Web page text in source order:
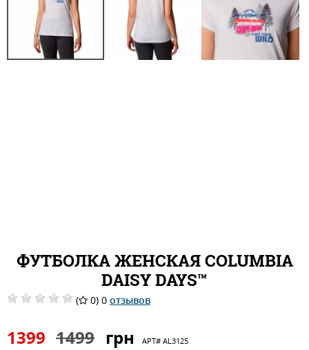
ФУТБОЛКА ЖЕНСКАЯ COLUMBIA
DAISY DAYS™
( 0) 0 отзывов
1399 1499 грн АРТ# AL3125